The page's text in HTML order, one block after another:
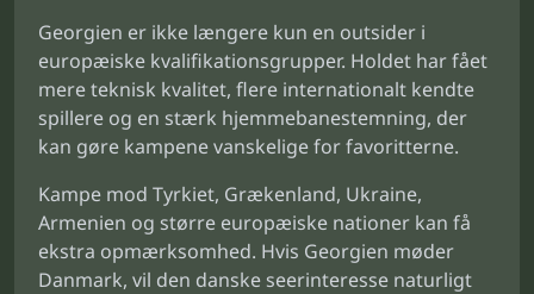
Georgien er ikke længere kun en outsider i
europæiske kvalifikationsgrupper. Holdet har fået
mere teknisk kvalitet, flere internationalt kendte
spillere og en stærk hjemmebanestemning, der
kan gøre kampene vanskelige for favoritterne.
Kampe mod Tyrkiet, Grækenland, Ukraine,
Armenien og større europæiske nationer kan få
ekstra opmærksomhed. Hvis Georgien møder
Danmark, vil den danske seerinteresse naturligt